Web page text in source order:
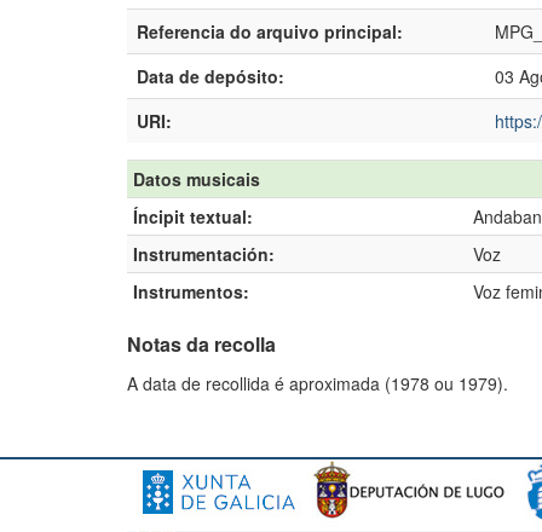
Referencia do arquivo principal:
Data de depósito:
03
URI:
Datos musicais
Íncipit textual:
Instrumentación:
Voz
Instrumentos:
Voz
Notas da recolla
A data de recollida é aproximada (1978 ou 1979).